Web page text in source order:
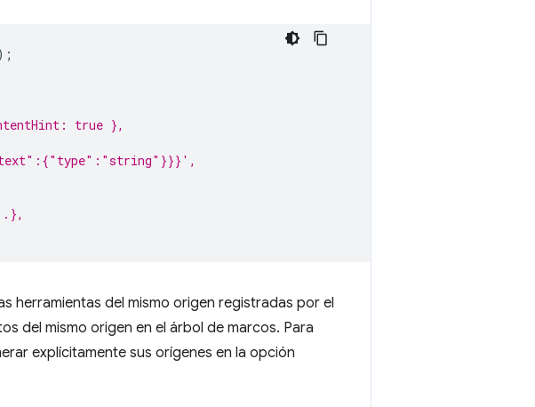
true },
herramientas del mismo origen registradas por el
del mismo origen en el árbol de marcos. Para
explícitamente sus orígenes en la opción